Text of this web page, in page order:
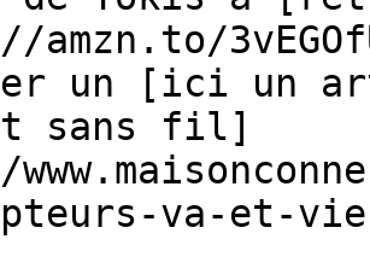
amzn.to/
un [ici un
sans fil]
va-et-